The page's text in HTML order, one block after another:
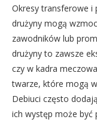
Okresy transferowe i
drużyny mogą
zawodników lub
drużyny to zawsze
czy w kadra
twarze, które mogą
Debiuci często
ich występ może być